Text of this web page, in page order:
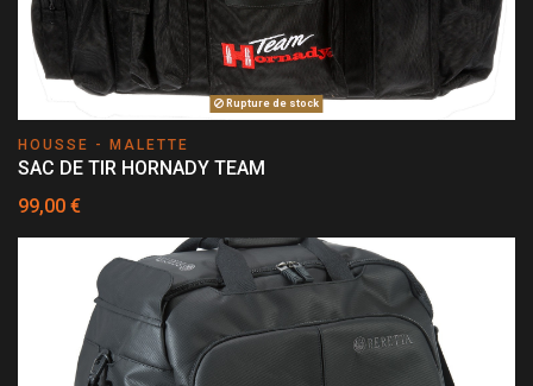
Rupture de stock
HOUSSE - MALETTE
SAC DE TIR HORNADY TEAM
99,00 €